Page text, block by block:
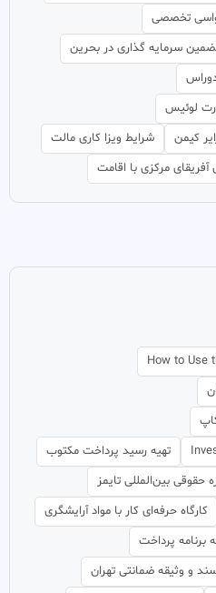
تخصصی
سرمایه گذاری در بحرین
لوئیس
کیمن
شرایط ویزا کاری مالت
مرکزی با اقامت
How to Use
تهیه رسید پرداخت مکتوب
حقوقی بین‌المللی تایمز
کارگاه حرفه‌ای کار با مواد آرایشگری
برنامه پرداخت
و وثیقه ضمانتی تهران